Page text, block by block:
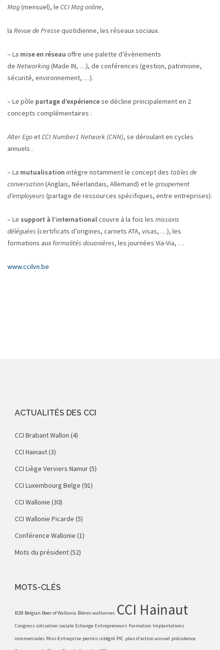
Mag(mensuel), le CCI Mag online,
la Revue de Pressequotidienne, les réseaux sociaux.
– La mise en réseau offre une palette d’évènements
de Networking(Made IN, …), de conférences (gestion, patrimoine,
sécurité, environnement, …).
– Le pôle partage d’expériencese décline principalement en 2
concepts complémentaires :
Alter EgoetCCI Number1 Network (CNN), se déroulant en cycles
annuels .
– La mutualisation intègre notamment le concept des tables de
conversation(Anglais, Néerlandais, Allemand) et le groupement
d’employeurs (partage de ressources spécifiques, entre entreprises).
– Le support à l’internationalcouvre à la fois les missions
déléguées (certificats d’origines, carnets ATA, visas, …), les
formations auxformalités douanières, les journées Via-Via, …
www.ccilvn.be
ACTUALITÉS DES CCI
CCI Brabant Wallon (4)
CCI Hainaut(3)
CCI Liège Verviers Namur(5)
CCI Luxembourg Belge (91)
CCI Wallonie (30)
CCI Wallonie Picarde (5)
Conférence Wallonie (1)
Mots du président(52)
MOTS-CLÉS
B2B Belgian Beer of Wallonia Bières wallonnes CCI Hainaut
Congress cotisation sociale Echange Entrepreneurs Formation Implantations
commerciales Mini-Entreprise permis intégré PIC plan d'action annuel présidence